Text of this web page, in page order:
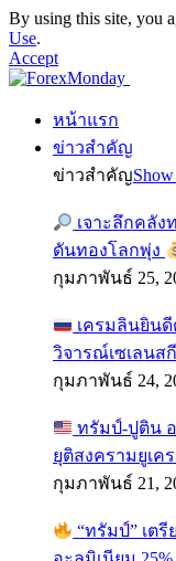
By using this site, you
Use.
Accept
หน้าแรก
ข่าวสำคัญ
ข่าวสำคัญ
เจาะลึกคลัง
ดันทองโลกพุ่ง
กุมภาพันธ์ 25,
เครมลินยิน
วิจารณ์เซเลนสกี
กุมภาพันธ์ 24,
ทรัมป์-ปูติน
ยุติสงครามยูเค
กุมภาพันธ์ 21,
“ทรัมป์” เต